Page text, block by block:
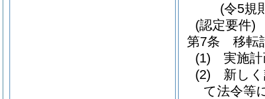
(令5規
(認定要件)
第7条
移転
(1)
実施
(2)
新し
て法令等